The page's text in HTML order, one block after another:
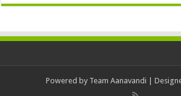
Powered by Team Aanavandi |